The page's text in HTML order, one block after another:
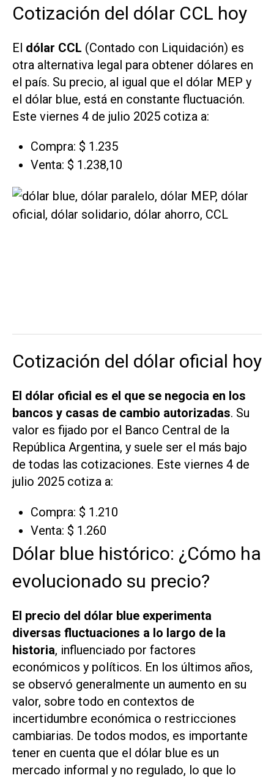
Cotización del dólar CCL hoy
El dólar CCL (Contado con Liquidación) es
otra alternativa legal para obtener dólares en
el país. Su precio, al igual que el dólar MEP y
el dólar blue, está en constante fluctuación.
Este viernes 4 de julio 2025 cotiza a:
Compra: $ 1.235
Venta: $ 1.238,10
Cotización del dólar oficial hoy
El dólar oficial es el que se negocia en los
bancos y casas de cambio autorizadas. Su
valor es fijado por el Banco Central de la
República Argentina, y suele ser el más bajo
de todas las cotizaciones. Este viernes 4 de
julio 2025 cotiza a:
Compra: $ 1.210
Venta: $ 1.260
Dólar blue histórico: ¿Cómo ha
evolucionado su precio?
El precio del dólar blue experimenta
diversas fluctuaciones a lo largo de la
historia, influenciado por factores
económicos y políticos. En los últimos años,
se observó generalmente un aumento en su
valor, sobre todo en contextos de
incertidumbre económica o restricciones
cambiarias. De todos modos, es importante
tener en cuenta que el dólar blue es un
mercado informal y no regulado, lo que lo